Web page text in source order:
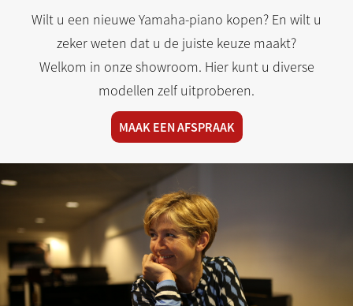
Wilt u een nieuwe Yamaha-piano kopen? En wilt u
zeker weten dat u de juiste keuze maakt?
Welkom in onze showroom. Hier kunt u diverse
modellen zelf uitproberen.
MAAK EEN AFSPRAAK